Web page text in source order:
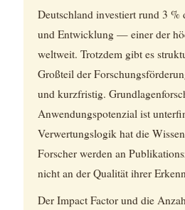
Deutschland investiert rund 3 %
und Entwicklung — einer der
weltweit. Trotzdem gibt es
Großteil der
und kurzfristig.
Anwendungspotenzial ist
Verwertungslogik hat die
Forscher werden an
nicht an der Qualität ihrer
Der Impact Factor und die